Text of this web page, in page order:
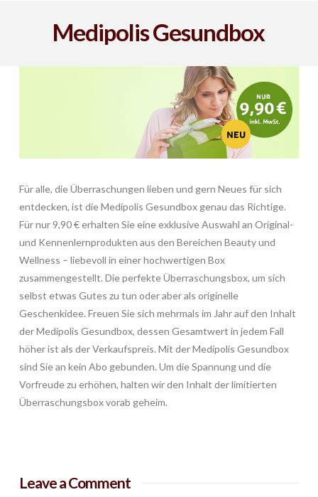
Medipolis Gesundbox
Für alle, die Überraschungen lieben und gern Neues für sich
entdecken, ist die Medipolis Gesundbox genau das Richtige.
Für nur 9,90 € erhalten Sie eine exklusive Auswahl an Original-
und Kennenlernprodukten aus den Bereichen Beauty und
Wellness – liebevoll in einer hochwertigen Box
zusammengestellt. Die perfekte Überraschungsbox, um sich
selbst etwas Gutes zu tun oder aber als originelle
Geschenkidee. Freuen Sie sich mehrmals im Jahr auf den Inhalt
der Medipolis Gesundbox, dessen Gesamtwert in jedem Fall
höher ist als der Verkaufspreis. Mit der Medipolis Gesundbox
sind Sie an kein Abo gebunden. Um die Spannung und die
Vorfreude zu erhöhen, halten wir den Inhalt der limitierten
Überraschungsbox vorab geheim.
Leave a Comment